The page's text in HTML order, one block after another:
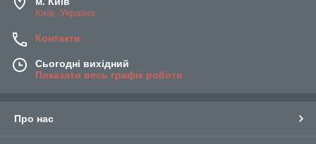
Київ, Україна
Контакти
Сьогодні вихідний
Показати весь графік роботи
Про нас